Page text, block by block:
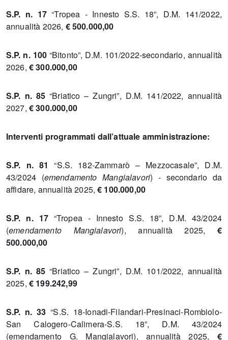
S.P. n. 17“Tropea - Innesto S.S. 18”, D.M. 141/2022,
annualità 2026, € 500.000,00
S.P. n. 100 “Bitonto”, D.M. 101/2022-secondario, annualità
2026, € 300.000,00
S.P. n. 85 “Briatico – Zungri”, D.M. 141/2022, annualità
2027, € 300.000,00
Interventi programmati dall’attuale amministrazione:
S.P. n. 81
“S.S. 182-Zammarò – Mezzocasale”, D.M.
43/2024 (emendamento Mangialavori) - secondario da
affidare, annualità 2025,€ 100.000,00
S.P. n. 17“Tropea - Innesto S.S. 18”, D.M. 43/2024
(emendamento Mangialavori), annualità 2025, €
500.000,00
S.P. n. 85 “Briatico – Zungri”, D.M. 101/2022, annualità
2025, € 199.242,99
S.P. n. 33 “S.S. 18-Ionadi-Filandari-Presinaci-Rombiolo-
San Calogero-Calimera-S.S. 18”, D.M. 43/2024
(emendamento G. Mangialavori), annualità 2025, €